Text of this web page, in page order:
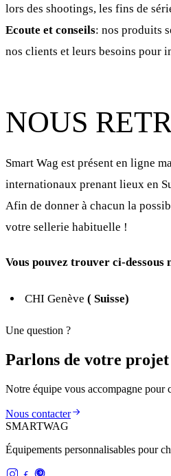
lors des shootings, les fins de
Ecoute et conseils: nos produits
nos clients et leurs besoins pour
NOUS
Smart Wag est présent en ligne
internationaux prenant lieux en
Afin de donner à chacun la
votre sellerie habituelle !
Vous pouvez trouver ci-dessous
CHI Genève ( Suisse)
Une question ?
Parlons de votre projet
Notre équipe vous accompagne pour
Nous contacter
SMARTWAG
Équipements personnalisables pour